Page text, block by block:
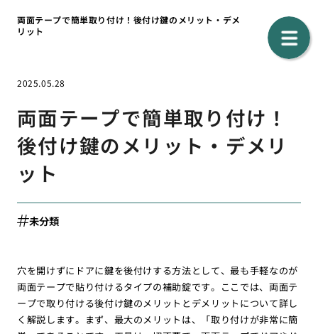
両面テープで簡単取り付け！後付け鍵のメリット・デメ
リット
2025.05.28
両面テープで簡単取り付け！
後付け鍵のメリット・デメリ
ット
未分類
穴を開けずにドアに鍵を後付けする方法として、最も手軽なのが
両面テープで貼り付けるタイプの補助錠です。ここでは、両面テ
ープで取り付ける後付け鍵のメリットとデメリットについて詳し
く解説します。まず、最大のメリットは、「取り付けが非常に簡